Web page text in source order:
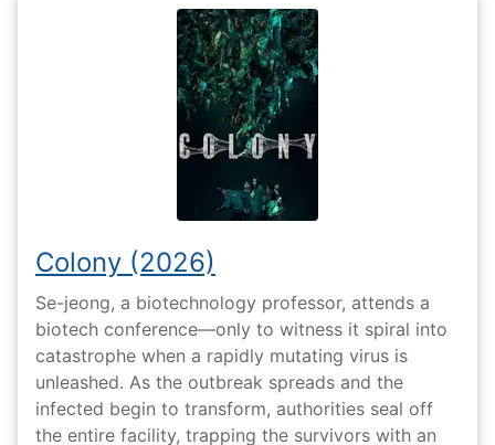
Colony (2026)
Se-jeong, a biotechnology professor, attends a
biotech conference—only to witness it spiral into
catastrophe when a rapidly mutating virus is
unleashed. As the outbreak spreads and the
infected begin to transform, authorities seal off
the entire facility, trapping the survivors with an